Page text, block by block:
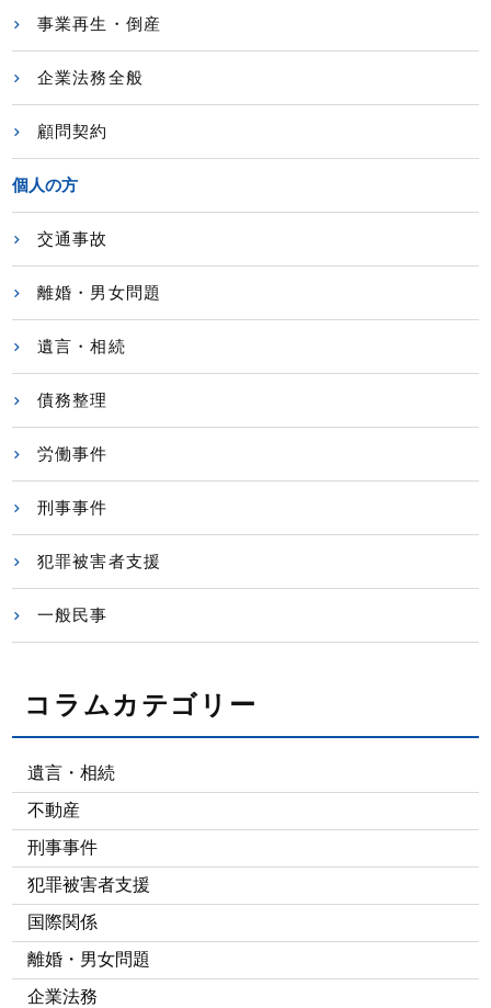
事業再生・倒産
企業法務全般
顧問契約
個人の方
交通事故
離婚・男女問題
遺言・相続
債務整理
労働事件
刑事事件
犯罪被害者支援
一般民事
コラムカテゴリー
遺言・相続
不動産
刑事事件
犯罪被害者支援
国際関係
離婚・男女問題
企業法務